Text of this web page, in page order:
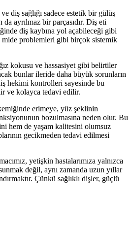
diş sağlığı sadece estetik bir gülüş
da ayrılmaz bir parçasıdır. Diş eti
diş kaybına yol açabileceği gibi
mide problemleri gibi birçok sistemik
kokusu ve hassasiyet gibi belirtiler
bunlar ileride daha büyük sorunların
hekimi kontrolleri sayesinde bu
ve kolayca tedavi edilir.
erimeye, yüz şeklinin
bozulmasına neden olur. Bu
hem de yaşam kalitesini olumsuz
gecikmeden tedavi edilmesi
yetişkin hastalarımıza yalnızca
değil, aynı zamanda uzun yıllar
Çünkü sağlıklı dişler, güçlü